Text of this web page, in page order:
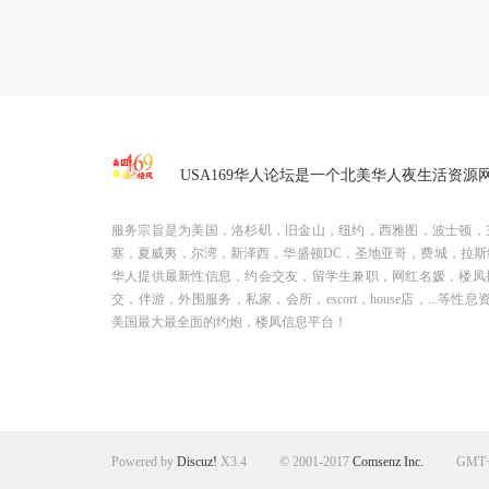
USA169华人论坛是一个北美华人夜生活资源
服务宗旨是为美国，洛杉矶，旧金山，纽约，西雅图，波士顿
塞，夏威夷，尔湾，新泽西，华盛顿DC，圣地亚哥，费城，拉
华人提供最新性信息，约会交友，留学生兼职，网红名媛，楼
交，伴游，外围服务，私家，会所，escort，house店，...等性息
美国最大最全面的约炮，楼凤信息平台！
Powered by Discuz! X3.4 © 2001-2017 Comsenz Inc.